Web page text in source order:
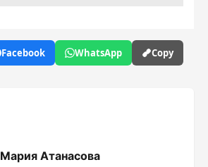
Facebook WhatsApp Copy
Мария Атанасова